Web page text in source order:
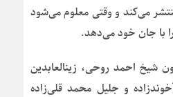
می‌کند و وقتی معلوم می‌شود
با جان خود می‌دهد.
در آن سو، روشنگرانی چون شیخ احمد روحی، زین‎العابدین
و جلیل محمد قلی‌زاده